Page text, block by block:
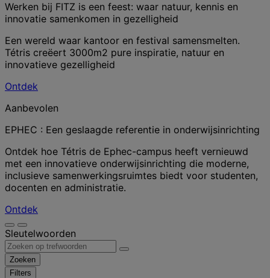
Werken bij FITZ is een feest: waar natuur, kennis en
innovatie samenkomen in gezelligheid
Een wereld waar kantoor en festival samensmelten.
Tétris creëert 3000m2 pure inspiratie, natuur en
innovatieve gezelligheid
Ontdek
Aanbevolen
EPHEC : Een geslaagde referentie in onderwijsinrichting
Ontdek hoe Tétris de Ephec-campus heeft vernieuwd
met een innovatieve onderwijsinrichting die moderne,
inclusieve samenwerkingsruimtes biedt voor studenten,
docenten en administratie.
Ontdek
Sleutelwoorden
Zoeken
Filters